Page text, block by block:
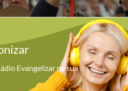
Evangelizar na sua